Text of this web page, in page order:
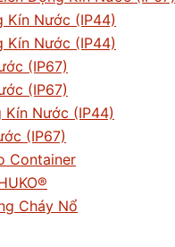
Kín Nước (IP44)
Kín Nước (IP44)
(IP67)
(IP67)
Kín Nước (IP44)
(IP67)
Container
Cháy Nổ